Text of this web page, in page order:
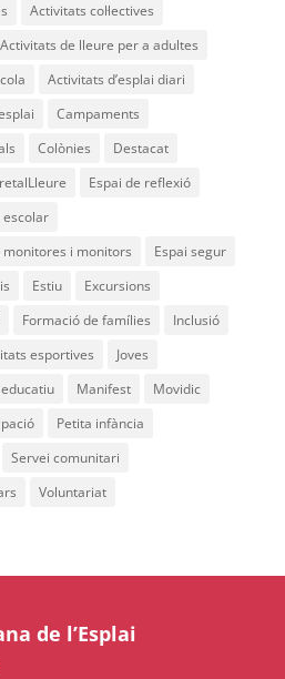
Activitats col·lectives
Activitats de lleure per a adultes
Activitats d’esplai diari
Campaments
Colònies
Destacat
Espai de reflexió
escolar
monitores i monitors
Espai segur
Estiu
Excursions
Formació de famílies
Inclusió
esportives
Joves
Manifest
Movidic
Petita infància
Servei comunitari
Voluntariat
de l’Esplai
COLÒNIES
I JOVES
SECTOR